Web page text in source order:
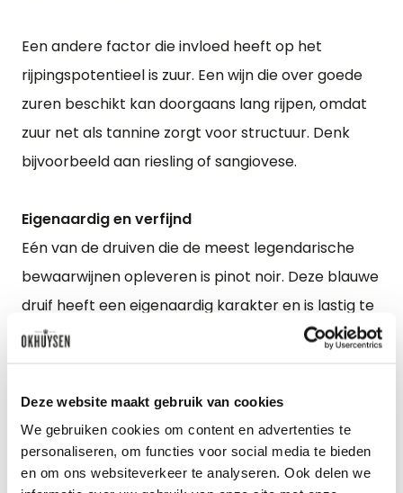
Deze website maakt gebruik van cookies
We gebruiken cookies om content en advertenties te
personaliseren, om functies voor social media te bieden
en om ons websiteverkeer te analyseren. Ook delen we
Een andere factor die invloed heeft op het
rijpingspotentieel is zuur. Een wijn die over goede
zuren beschikt kan doorgaans lang rijpen, omdat
zuur net als tannine zorgt voor structuur. Denk
bijvoorbeeld aan riesling of sangiovese.
Eigenaardig en verfijnd
Eén van de druiven die de meest legendarische
bewaarwijnen opleveren is pinot noir. Deze blauwe
druif heeft een eigenaardig karakter en is lastig te
cultiveren. Veel wijnmakers peilen hun kundigheid
van deze druif is dat de wijnen in het beste geval
erg delicaat en verfijnd zijn: geen eigenschappen
die een omvangrijk drinkkader doen vermoeden.